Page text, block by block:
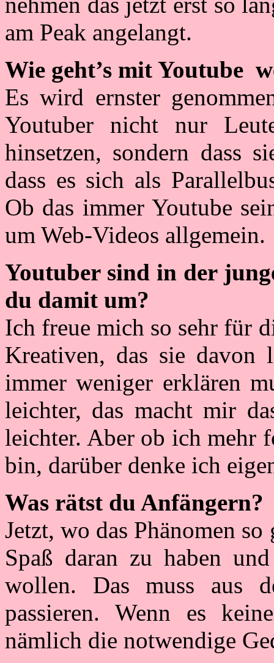
am Peak angelangt.
Wie geht’s mit Youtube
Es wird ernster
Youtuber nicht nur
hinsetzen, sondern dass
dass es sich als
Ob das immer Youtube
um Web-Videos allgemein.
Youtuber sind in der
du damit um?
Ich freue mich so sehr für
Kreativen, das sie davon
immer weniger erklären
leichter, das macht mir
leichter. Aber ob ich mehr
bin, darüber denke ich
Was rätst du Anfängern?
Jetzt, wo das Phänomen
Spaß daran zu haben
wollen. Das muss aus
passieren. Wenn es
nämlich die notwendige